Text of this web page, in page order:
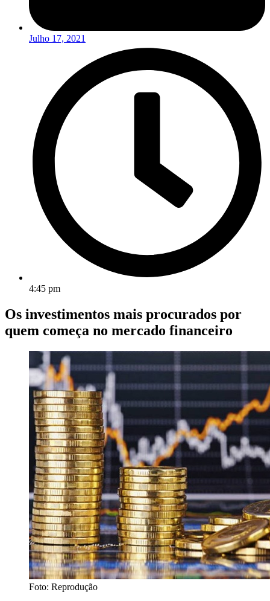
Julho 17, 2021
4:45 pm
Os investimentos mais procurados por
quem começa no mercado financeiro
Foto: Reprodução